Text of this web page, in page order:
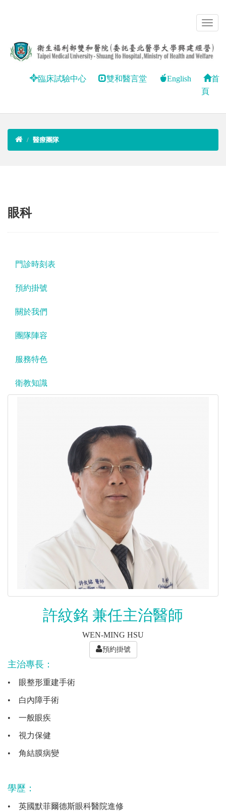
臨床試驗中心 雙和醫言堂 English
首
頁
醫療團隊
眼科
門診時刻表
預約掛號
關於我們
團隊陣容
服務特色
衛教知識
許紋銘 兼任主治醫師
WEN-MING HSU
預約掛號
主治專長：
• 眼整形重建手術
• 白內障手術
• 一般眼疾
• 視力保健
• 角結膜病變
學歷：
• 英國默菲爾德斯眼科醫院進修